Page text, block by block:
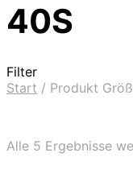
40S
Filter
Start / Produkt
Alle 5 Ergebnisse